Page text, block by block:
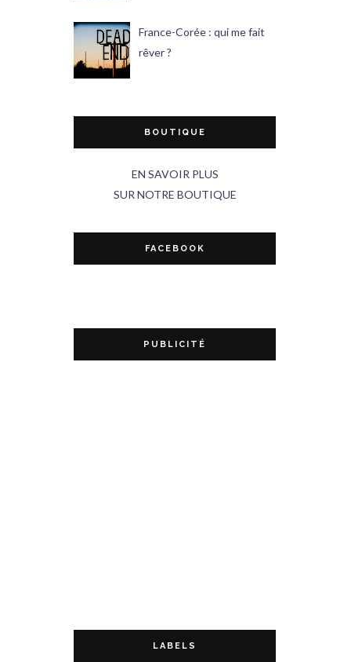
France-Corée : qui me fait
rêver ?
BOUTIQUE
EN SAVOIR PLUS
SUR NOTRE BOUTIQUE
FACEBOOK
PUBLICITÉ
LABELS